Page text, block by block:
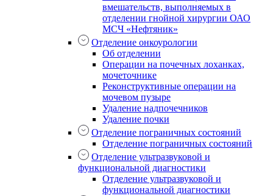
вмешательств, выполняемых в
отделении гнойной хирургии ОАО
МСЧ «Нефтяник»
Отделение онкоурологии
Об отделении
Операции на почечных лоханках,
мочеточнике
Реконструктивные операции на
мочевом пузыре
Удаление надпочечников
Удаление почки
Отделение пограничных состояний
Отделение пограничных состояний
Отделение ультразвуковой и
функциональной диагностики
Отделение ультразвуковой и
функциональной диагностики